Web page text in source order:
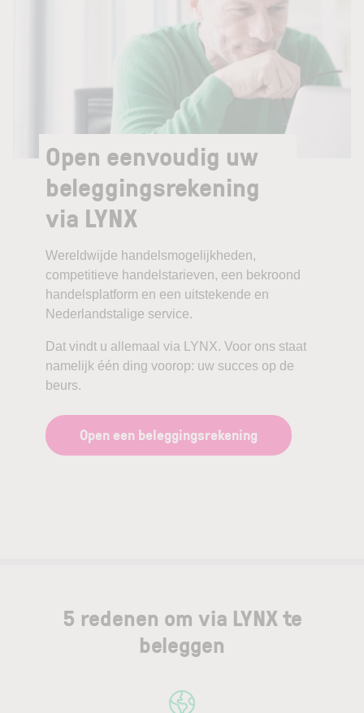
Open eenvoudig uw
beleggingsrekening
via LYNX
Wereldwijde handelsmogelijkheden,
competitieve handelstarieven, een bekroond
handelsplatform en een uitstekende en
Nederlandstalige service.
Dat vindt u allemaal via LYNX. Voor ons staat
namelijk één ding voorop: uw succes op de
beurs.
Open een beleggingsrekening
5 redenen om via LYNX te
beleggen